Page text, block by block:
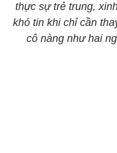
thực sự trẻ trung,
khó tin khi chỉ cần
cô nàng như hai